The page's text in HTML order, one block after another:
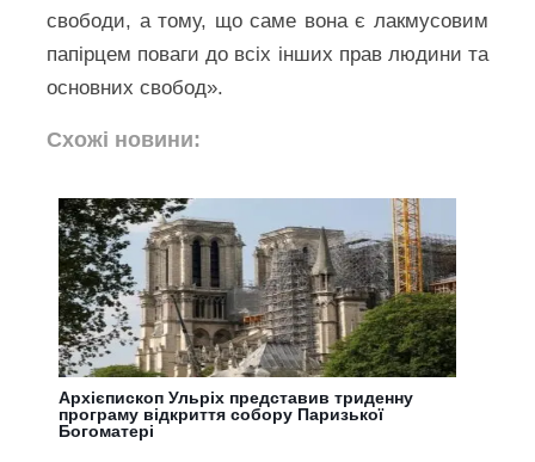
свободи, а тому, що саме вона є лакмусовим
папірцем поваги до всіх інших прав людини та
основних свобод».
Схожі новини:
Архієпископ Ульріх представив триденну
програму відкриття собору Паризької
Богоматері